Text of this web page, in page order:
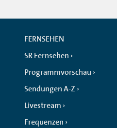
FERNSEHEN
SR Fernsehen
Programmvorschau
Sendungen A-Z
Livestream
Frequenzen